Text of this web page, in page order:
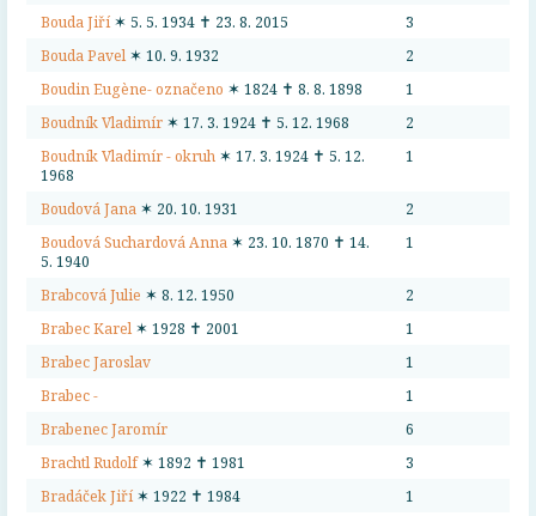
Bouda Jiří ✶ 5. 5. 1934 ✝ 23. 8. 2015
3
Bouda Pavel ✶ 10. 9. 1932
2
Boudin Eugène- označeno ✶ 1824 ✝ 8. 8. 1898
1
Boudník Vladimír ✶ 17. 3. 1924 ✝ 5. 12. 1968
2
Boudník Vladimír - okruh ✶ 17. 3. 1924 ✝ 5. 12.
1968
1
Boudová Jana ✶ 20. 10. 1931
2
Boudová Suchardová Anna ✶ 23. 10. 1870 ✝ 14.
5. 1940
1
Brabcová Julie ✶ 8. 12. 1950
2
Brabec Karel ✶ 1928 ✝ 2001
1
Brabec Jaroslav
1
Brabec -
1
Brabenec Jaromír
6
Brachtl Rudolf✶ 1892 ✝ 1981
3
Bradáček Jiří ✶ 1922 ✝ 1984
1